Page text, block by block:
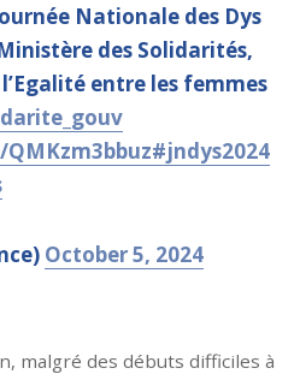
Nationale des Dys
des Solidarités,
entre les femmes
#jndys2024
October 5, 2024
malgré des débuts difficiles à